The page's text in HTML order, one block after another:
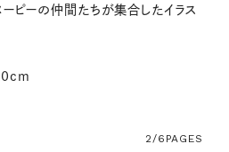
ーピーの仲間たちが集合したイラス
2/6 PAGES